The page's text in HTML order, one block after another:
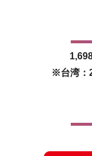
※台湾：